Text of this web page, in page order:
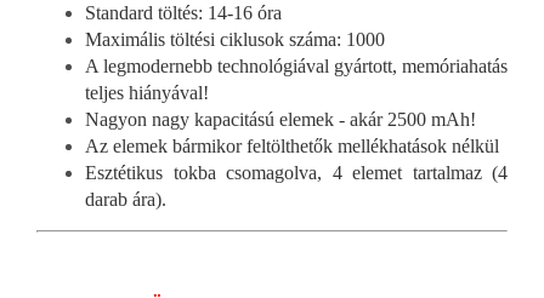
Standard töltés: 14-16 óra
Maximális töltési ciklusok száma: 1000
A legmodernebb technológiával gyártott, memóriahatás
teljes hiányával!
Nagyon nagy kapacitású elemek - akár 2500 mAh!
Az elemek bármikor feltölthetők mellékhatások nélkül
Esztétikus tokba csomagolva, 4 elemet tartalmaz (4
darab ára).